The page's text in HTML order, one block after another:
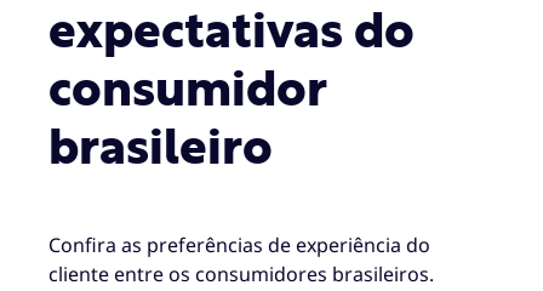
expectativas do
consumidor
brasileiro
Confira as preferências de experiência do
cliente entre os consumidores brasileiros.